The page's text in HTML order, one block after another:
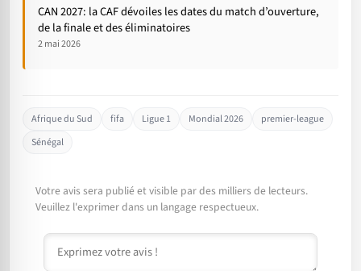
CAN 2027: la CAF dévoiles les dates du match d’ouverture,
de la finale et des éliminatoires
2 mai 2026
Afrique du Sud fifa Ligue 1 Mondial 2026
premier-league
Sénégal
Votre avis sera publié et visible par des milliers de lecteurs.
Veuillez l'exprimer dans un langage respectueux.
Commentaire